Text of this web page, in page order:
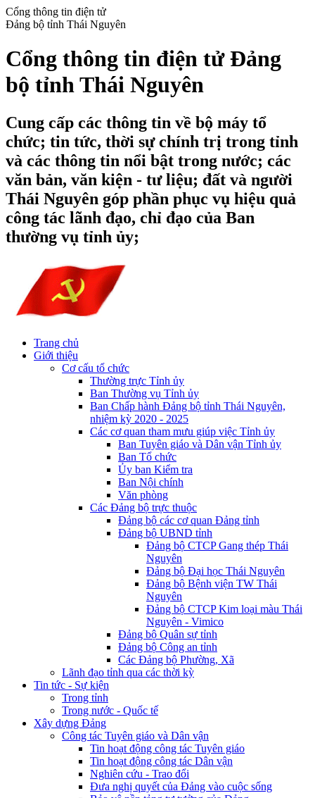
Cổng thông tin điện tử
Đảng bộ tỉnh Thái Nguyên
Cổng thông tin điện tử Đảng
bộ tỉnh Thái Nguyên
Cung cấp các thông tin về bộ máy tổ
chức; tin tức, thời sự chính trị trong tỉnh
và các thông tin nổi bật trong nước; các
văn bản, văn kiện - tư liệu; đất và người
Thái Nguyên góp phần phục vụ hiệu quả
công tác lãnh đạo, chỉ đạo của Ban
thường vụ tỉnh ủy;
Trang chủ
Giới thiệu
Cơ cấu tổ chức
Thường trực Tỉnh ủy
Ban Thường vụ Tỉnh ủy
Ban Chấp hành Đảng bộ tỉnh Thái Nguyên,
nhiệm kỳ 2020 - 2025
Các cơ quan tham mưu giúp việc Tỉnh ủy
Ban Tuyên giáo và Dân vận Tỉnh ủy
Ban Tổ chức
Ủy ban Kiểm tra
Ban Nội chính
Văn phòng
Các Đảng bộ trực thuộc
Đảng bộ các cơ quan Đảng tỉnh
Đảng bộ UBND tỉnh
Đảng bộ CTCP Gang thép Thái
Nguyên
Đảng bộ Đại học Thái Nguyên
Đảng bộ Bệnh viện TW Thái
Nguyên
Đảng bộ CTCP Kim loại màu Thái
Nguyên - Vimico
Đảng bộ Quân sự tỉnh
Đảng bộ Công an tỉnh
Các Đảng bộ Phường, Xã
Lãnh đạo tỉnh qua các thời kỳ
Tin tức - Sự kiện
Trong tỉnh
Trong nước - Quốc tế
Xây dựng Đảng
Công tác Tuyên giáo và Dân vận
Tin hoạt động công tác Tuyên giáo
Tin hoạt động công tác Dân vận
Nghiên cứu - Trao đổi
Đưa nghị quyết của Đảng vào cuộc sống